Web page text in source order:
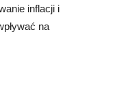
inflacji i
na